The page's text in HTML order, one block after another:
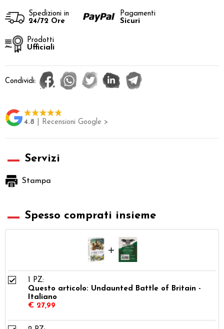
Spedizioni in
24/72 Ore
Pagamenti
Sicuri
Prodotti
Ufficiali
Condividi:
4.8 | Recensioni Google >
Servizi
Stampa
Spesso comprati insieme
1 PZ:
Questo articolo: Undaunted Battle of Britain -
Italiano
€ 27,99